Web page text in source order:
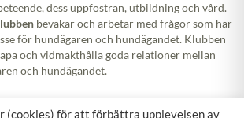
dess uppfostran, utbildning och vård.
bevakar och arbetar med frågor som har
för hundägaren och hundägandet. Klubben
och vidmakthålla goda relationer mellan
och hundägandet.
(cookies) för att förbättra upplevelsen av